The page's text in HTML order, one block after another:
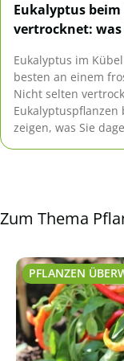
Eukalyptus
vertrocknet:
Eukalyptus im
besten an einem
Nicht selten
zeigen, was Sie
Zum Thema
PFLANZEN